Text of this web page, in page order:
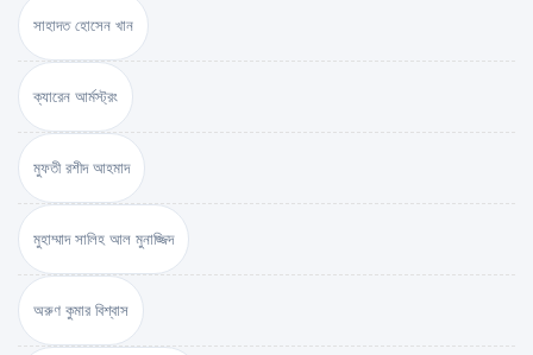
সাহাদত হোসেন খান
ক্যারেন আর্মস্ট্রং
মুফতী রশীদ আহমাদ
মুহাম্মাদ সালিহ আল মুনাজ্জিদ
অরুণ কুমার বিশ্বাস